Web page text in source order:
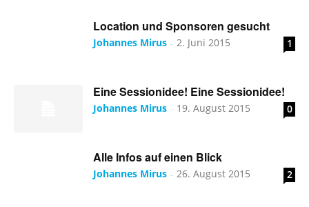
Location und Sponsoren gesucht
Johannes Mirus - 2. Juni 2015 1
Eine Sessionidee! Eine Sessionidee!
Johannes Mirus - 19. August 2015 0
Alle Infos auf einen Blick
Johannes Mirus - 26. August 2015 2